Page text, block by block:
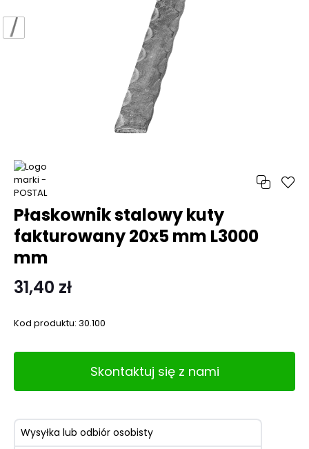
Płaskownik stalowy kuty
fakturowany 20x5 mm L3000
mm
31,40 zł
Kod produktu: 30.100
Skontaktuj się z nami
Wysyłka lub odbiór osobisty